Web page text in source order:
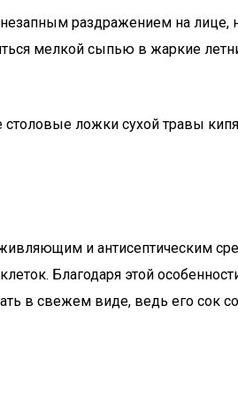
раздражением на
мелкой сыпью в жаркие
столовые ложки сухой травы
и антисептическим
Благодаря этой
в свежем виде, ведь его